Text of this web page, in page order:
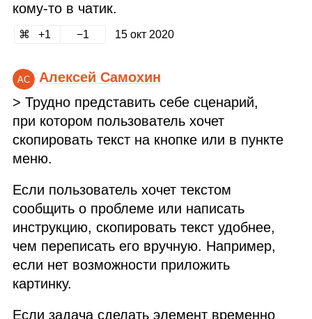
кому‑то в чатик.
1 1 15 окт 2020
АС
Алексей Самохин
> Трудно представить себе сценарий,
при котором пользователь хочет
скопировать текст на кнопке или в пункте
меню.
Если пользователь хочет текстом
сообщить о проблеме или написать
инструкцию, скопировать текст удобнее,
чем переписать его вручную. Например,
если нет возможности приложить
картинку.
Если задача сделать элемент временно